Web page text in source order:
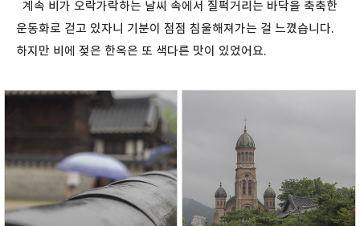
계속 비가 오락가락하는 날씨 속에서 질퍽거리는 바닥을 축축한
운동화로 걷고 있자니 기분이 점점 침울해져가는 걸 느꼈습니다.
하지만 비에 젖은 한옥은 또 색다른 맛이 있었어요.